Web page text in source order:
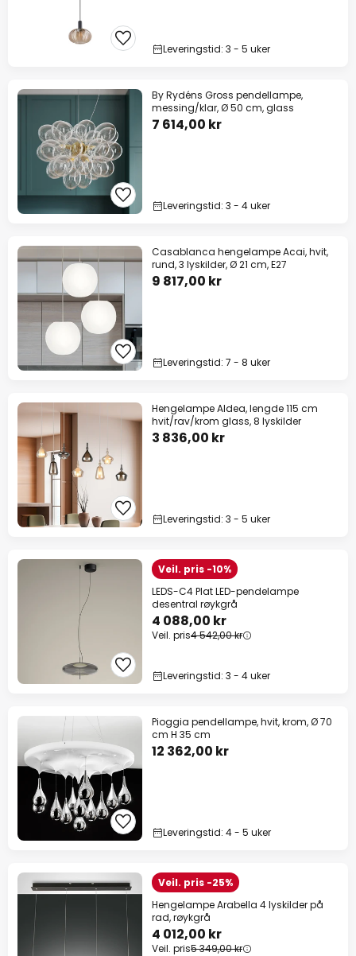
Leveringstid: 3 - 5 uker
By Rydéns Gross pendellampe,
messing/klar, Ø 50 cm, glass
7 614,00 kr
Leveringstid: 3 - 4 uker
Casablanca hengelampe Acai, hvit,
rund, 3 lyskilder, Ø 21 cm, E27
9 817,00 kr
Leveringstid: 7 - 8 uker
Hengelampe Aldea, lengde 115 cm
hvit/rav/krom glass, 8 lyskilder
3 836,00 kr
Leveringstid: 3 - 5 uker
Veil. pris -10%
LEDS-C4 Plat LED-pendelampe
desentral røykgrå
4 088,00 kr
Veil. pris4 542,00 kr
Leveringstid: 3 - 4 uker
Pioggia pendellampe, hvit, krom, Ø 70
cm H 35 cm
12 362,00 kr
Leveringstid: 4 - 5 uker
Veil. pris -25%
Hengelampe Arabella 4 lyskilder på
rad, røykgrå
4 012,00 kr
Veil. pris5 349,00 kr